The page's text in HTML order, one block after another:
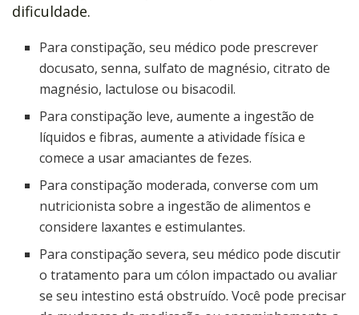
dificuldade.
Para constipação, seu médico pode prescrever
docusato, senna, sulfato de magnésio, citrato de
magnésio, lactulose ou bisacodil.
Para constipação leve, aumente a ingestão de
líquidos e fibras, aumente a atividade física e
comece a usar amaciantes de fezes.
Para constipação moderada, converse com um
nutricionista sobre a ingestão de alimentos e
considere laxantes e estimulantes.
Para constipação severa, seu médico pode discutir
o tratamento para um cólon impactado ou avaliar
se seu intestino está obstruído. Você pode precisar